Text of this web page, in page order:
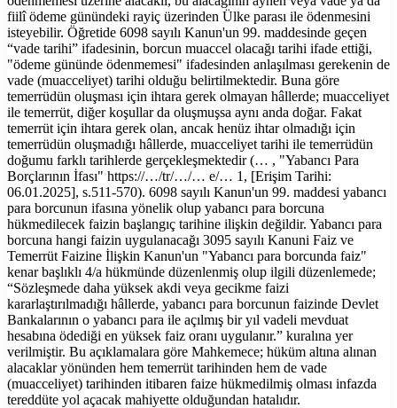
fiilî ödeme günündeki rayiç üzerinden Ülke parası ile ödenmesini
isteyebilir. Öğretide 6098 sayılı Kanun'un 99. maddesinde geçen
“vade tarihi” ifadesinin, borcun muaccel olacağı tarihi ifade ettiği,
"ödeme gününde ödenmemesi" ifadesinden anlaşılması gerekenin de
vade (muacceliyet) tarihi olduğu belirtilmektedir. Buna göre
temerrüdün oluşması için ihtara gerek olmayan hâllerde; muacceliyet
ile temerrüt, diğer koşullar da oluşmuşsa aynı anda doğar. Fakat
temerrüt için ihtara gerek olan, ancak henüz ihtar olmadığı için
temerrüdün oluşmadığı hâllerde, muacceliyet tarihi ile temerrüdün
doğumu farklı tarihlerde gerçekleşmektedir (… , "Yabancı Para
Borçlarının İfası" https://…/tr/…/… e/… 1, [Erişim Tarihi:
06.01.2025], s.511-570). 6098 sayılı Kanun'un 99. maddesi yabancı
para borcunun ifasına yönelik olup yabancı para borcuna
hükmedilecek faizin başlangıç tarihine ilişkin değildir. Yabancı para
borcuna hangi faizin uygulanacağı 3095 sayılı Kanuni Faiz ve
Temerrüt Faizine İlişkin Kanun'un "Yabancı para borcunda faiz"
kenar başlıklı 4/a hükmünde düzenlenmiş olup ilgili düzenlemede;
“Sözleşmede daha yüksek akdi veya gecikme faizi
kararlaştırılmadığı hâllerde, yabancı para borcunun faizinde Devlet
Bankalarının o yabancı para ile açılmış bir yıl vadeli mevduat
hesabına ödediği en yüksek faiz oranı uygulanır.” kuralına yer
verilmiştir. Bu açıklamalara göre Mahkemece; hüküm altına alınan
alacaklar yönünden hem temerrüt tarihinden hem de vade
(muacceliyet) tarihinden itibaren faize hükmedilmiş olması infazda
tereddüte yol açacak mahiyette olduğundan hatalıdır.